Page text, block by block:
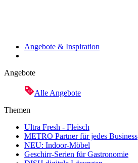
Angebote & Inspiration
Angebote
Alle Angebote
Themen
Ultra Fresh - Fleisch
METRO Partner für jedes Business
NEU: Indoor-Möbel
Geschirr-Serien für Gastronomie